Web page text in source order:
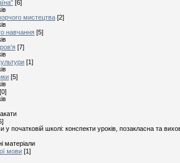
[6]
мистецтва [2]
навчання [5]
[7]
[1]
[5]
[0]
у початковій школі: конспекти уроків, позакласна та
матеріали
мови [1]